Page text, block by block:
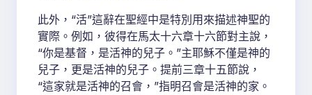
此外，“活”這辭在聖經中是特別用來描述神聖的
實際。例如，彼得在馬太十六章十六節對主說，
“你是基督，是活神的兒子。”主耶穌不僅是神的
兒子，更是活神的兒子。提前三章十五節說，
“這家就是活神的召會，”指明召會是活神的家。